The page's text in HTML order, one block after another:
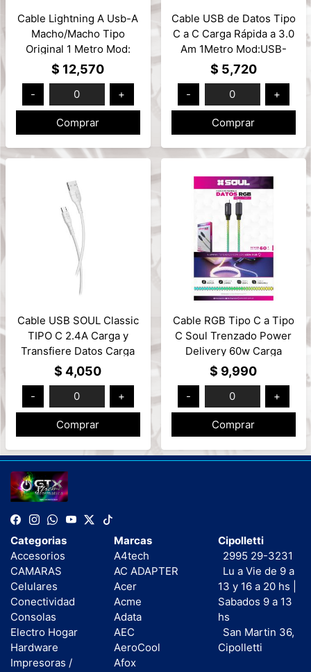
Cable Lightning A Usb-A
Macho/Macho Tipo
Original 1 Metro Mod:
A1480
$ 12,570
- 0 +
Comprar
Cable USB de Datos Tipo
C a C Carga Rápida a 3.0
Am 1Metro Mod:USB-
TTC1M
$ 5,720
- 0 +
Comprar
Cable USB SOUL Classic
TIPO C 2.4A Carga y
Transfiere Datos Carga
Rápida Mod:USB-CLTC
1MT
$ 4,050
- 0 +
Comprar
Cable RGB Tipo C a Tipo
C Soul Trenzado Power
Delivery 60w Carga
Rápida Carga y Datos
Mod: USB-RGBD60TT
$ 9,990
- 0 +
Comprar
Categorias
Accesorios
CAMARAS
Celulares
Conectividad
Consolas
Electro Hogar
Hardware
Impresoras /
Marcas
A4tech
AC ADAPTER
Acer
Acme
Adata
AEC
AeroCool
Afox
Cipolletti
2995 29-3231
Lu a Vie de 9 a
13 y 16 a 20 hs |
Sabados 9 a 13
hs
San Martin 36,
Cipolletti